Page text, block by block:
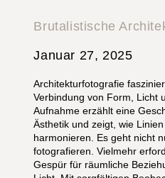
Brutalistische
Januar 27, 2025
Architekturfotografie
Verbindung von Form, Licht
Aufnahme erzählt eine
Ästhetik und zeigt, wie
harmonieren. Es geht nicht
fotografieren. Vielmehr
Gespür für räumliche